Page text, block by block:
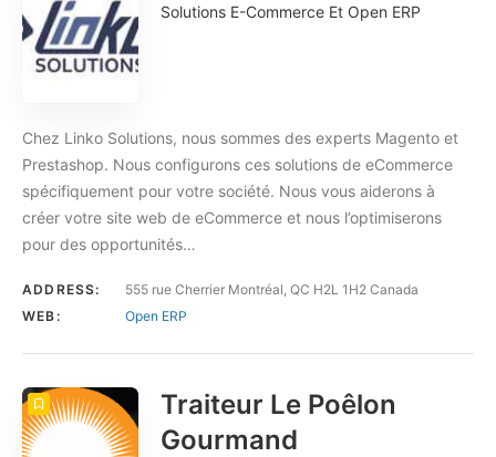
Solutions E-Commerce Et Open ERP
Chez Linko Solutions, nous sommes des experts Magento et
Prestashop. Nous configurons ces solutions de eCommerce
spécifiquement pour votre société. Nous vous aiderons à
créer votre site web de eCommerce et nous l’optimiserons
pour des opportunités…
ADDRESS:
555 rue Cherrier Montréal, QC H2L 1H2 Canada
WEB:
Open ERP
Traiteur Le Poêlon
Gourmand